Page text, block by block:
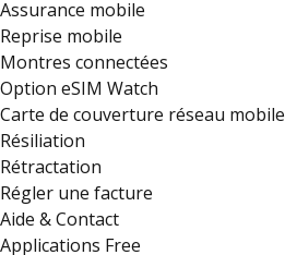
Assurance mobile
Reprise mobile
Montres connectées
Option eSIM Watch
Carte de couverture réseau mobile
Résiliation
Rétractation
Régler une facture
Aide & Contact
Applications Free